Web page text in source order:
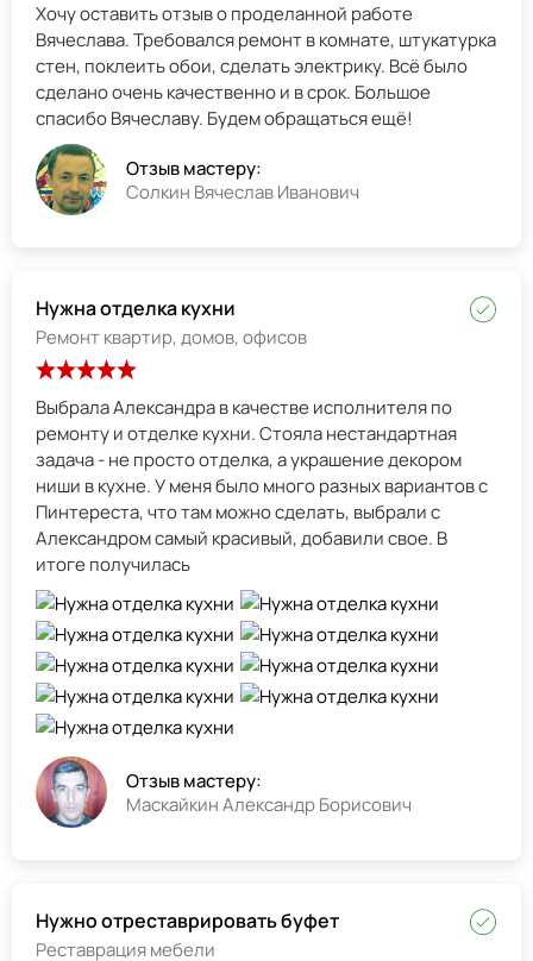
Хочу оставить отзыв о проделанной работе
Вячеслава. Требовался ремонт в комнате, штукатурка
стен, поклеить обои, сделать электрику. Всё было
сделано очень качественно и в срок. Большое
спасибо Вячеславу. Будем обращаться ещё!
Отзыв мастеру:
Солкин Вячеслав Иванович
Нужна отделка кухни
Ремонт квартир, домов, офисов
Выбрала Александра в качестве исполнителя по
ремонту и отделке кухни. Стояла нестандартная
задача - не просто отделка, а украшение декором
ниши в кухне. У меня было много разных вариантов с
Пинтереста, что там можно сделать, выбрали с
Александром самый красивый, добавили свое. В
итоге получилась
Отзыв мастеру:
Маскайкин Александр Борисович
Нужно отреставрировать буфет
Реставрация мебели